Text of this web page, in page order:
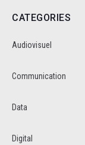
CATEGORIES
Audiovisuel
Communication
Data
Digital